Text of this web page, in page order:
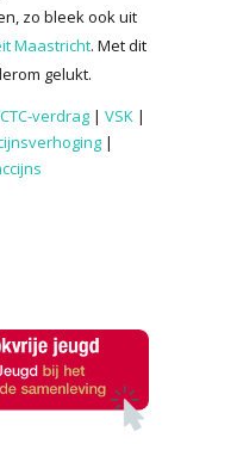
zo bleek ook uit
Maastricht. Met dit
gelukt.
verdrag | VSK |
|